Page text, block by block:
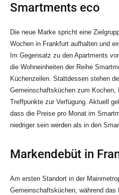
Smartments eco
Die neue Marke spricht eine
Wochen in Frankfurt aufhalten und
Im Gegensatz zu den Apartments
die Wohneinheiten der Reihe
Küchenzeilen. Stattdessen stehen
Gemeinschaftsküchen zum Kochen,
Treffpunkte zur Verfügung. Aktuell
dass die Preise pro Monat im
niedriger sein werden als in den
Markendebüt in
Am ersten Standort in der
Gemeinschaftsküchen, während das